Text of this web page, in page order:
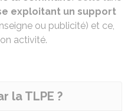
exploitant un support
ou publicité) et ce,
activité.
la TLPE ?